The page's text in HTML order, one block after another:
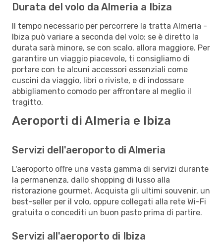
Durata del volo da Almeria a Ibiza
Il tempo necessario per percorrere la tratta Almeria -
Ibiza può variare a seconda del volo: se è diretto la
durata sarà minore, se con scalo, allora maggiore. Per
garantire un viaggio piacevole, ti consigliamo di
portare con te alcuni accessori essenziali come
cuscini da viaggio, libri o riviste, e di indossare
abbigliamento comodo per affrontare al meglio il
tragitto.
Aeroporti di Almeria e Ibiza
Servizi dell'aeroporto di Almeria
L'aeroporto offre una vasta gamma di servizi durante
la permanenza, dallo shopping di lusso alla
ristorazione gourmet. Acquista gli ultimi souvenir, un
best-seller per il volo, oppure collegati alla rete Wi-Fi
gratuita o concediti un buon pasto prima di partire.
Servizi all'aeroporto di Ibiza